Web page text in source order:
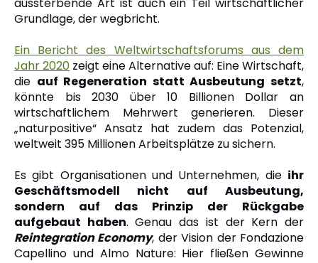
Grundlage, der wegbricht.
Ein Bericht des Weltwirtschaftsforums aus dem
Jahr 2020 zeigt eine Alternative auf: Eine Wirtschaft,
die auf Regeneration statt Ausbeutung setzt,
könnte bis 2030 über 10 Billionen Dollar an
wirtschaftlichem Mehrwert generieren. Dieser
„naturpositive“ Ansatz hat zudem das Potenzial,
weltweit 395 Millionen Arbeitsplätze zu sichern.
Es gibt Organisationen und Unternehmen, die ihr
Geschäftsmodell nicht auf Ausbeutung,
sondern auf das Prinzip der Rückgabe
aufgebaut haben. Genau das ist der Kern der
Reintegration Economy, der Vision der Fondazione
Capellino und Almo Nature: Hier fließen Gewinne